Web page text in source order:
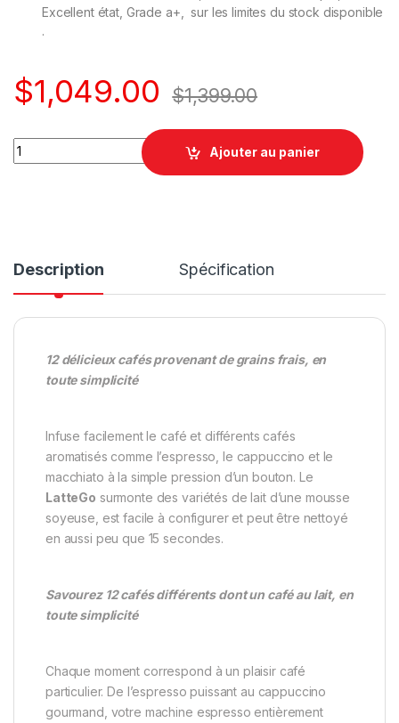
Excellent état, Grade a+, sur les limites du stock disponible
.
$1,049.00 $1,399.00
quantité
Ajouter au panier
Description Spécification
12 délicieux cafés provenant de grains frais, en
toute simplicité
Infuse facilement le café et différents cafés
aromatisés comme l’espresso, le cappuccino et le
macchiato à la simple pression d’un bouton. Le
LatteGo surmonte des variétés de lait d’une mousse
soyeuse, est facile à configurer et peut être nettoyé
en aussi peu que 15 secondes.
Savourez 12 cafés différents dont un café au lait, en
toute simplicité
Chaque moment correspond à un plaisir café
particulier. De l’espresso puissant au cappuccino
gourmand, votre machine espresso entièrement